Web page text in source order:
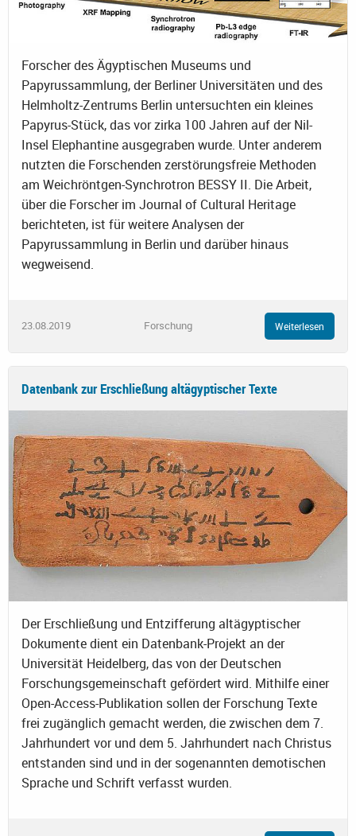
Forscher des Ägyptischen Museums und
Papyrussammlung, der Berliner Universitäten und des
Helmholtz-Zentrums Berlin untersuchten ein kleines
Papyrus-Stück, das vor zirka 100 Jahren auf der Nil-
Insel Elephantine ausgegraben wurde. Unter anderem
nutzten die Forschenden zerstörungsfreie Methoden
am Weichröntgen-Synchrotron BESSY II. Die Arbeit,
über die Forscher im Journal of Cultural Heritage
berichteten, ist für weitere Analysen der
Papyrussammlung in Berlin und darüber hinaus
wegweisend.
23.08.2019 Forschung Weiterlesen
Datenbank zur Erschließung altägyptischer Texte
Der Erschließung und Entzifferung altägyptischer
Dokumente dient ein Datenbank-Projekt an der
Universität Heidelberg, das von der Deutschen
Forschungsgemeinschaft gefördert wird. Mithilfe einer
Open-Access-Publikation sollen der Forschung Texte
frei zugänglich gemacht werden, die zwischen dem 7.
Jahrhundert vor und dem 5. Jahrhundert nach Christus
entstanden sind und in der sogenannten demotischen
Sprache und Schrift verfasst wurden.